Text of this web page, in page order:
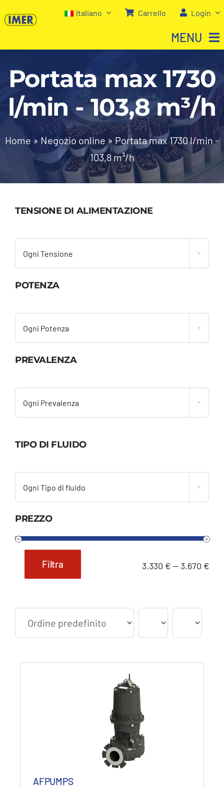
al
Italiano Carrello Login
MENU
Home
Negozio
Chi siamo
I nostri servizi
Portata max 1730
l/min - 103,8 m³/h
Home » Negozio online » Portata max 1730 l/min -
103,8 m³/h
TENSIONE DI ALIMENTAZIONE
Ogni Tensione
POTENZA
Ogni Potenza
PREVALENZA
Ogni Prevalenza
TIPO DI FLUIDO
Ogni Tipo di fluido
PREZZO
Filtra 3.330 €— 3.670 €
AFPUMPS